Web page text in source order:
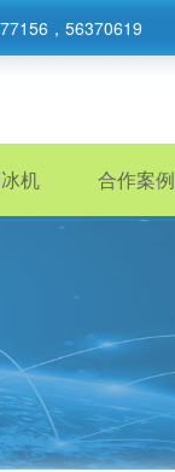
，56370619
机 合作案例